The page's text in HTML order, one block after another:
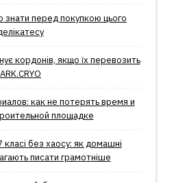
знати перед покупкою цього
кордонів, якщо їх перевозить
ARK.CRYO
как не потерять время и
площадке
класі без хаосу: як домашні
писати грамотніше